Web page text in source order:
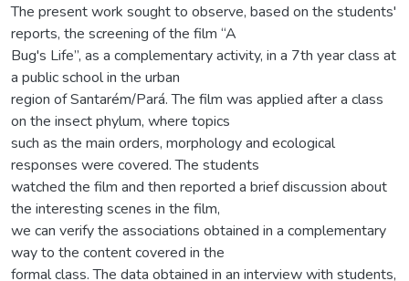
The present work sought to observe, based on the students'
reports, the screening of the film “A
Bug's Life”, as a complementary activity, in a 7th year class at
a public school in the urban
region of Santarém/Pará. The film was applied after a class
on the insect phylum, where topics
such as the main orders, morphology and ecological
responses were covered. The students
watched the film and then reported a brief discussion about
the interesting scenes in the film,
we can verify the associations obtained in a complementary
way to the content covered in the
formal class. The data obtained in an interview with students,